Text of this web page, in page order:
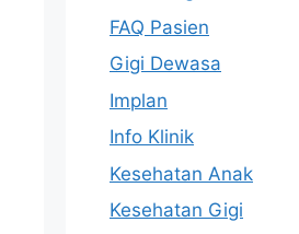
FAQ Pasien
Gigi Dewasa
Implan
Info Klinik
Kesehatan Anak
Kesehatan Gigi